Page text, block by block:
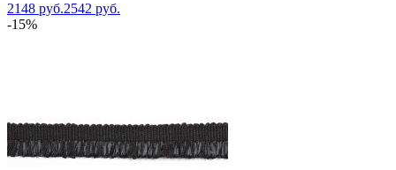
2148 руб.2542 руб.
-15%